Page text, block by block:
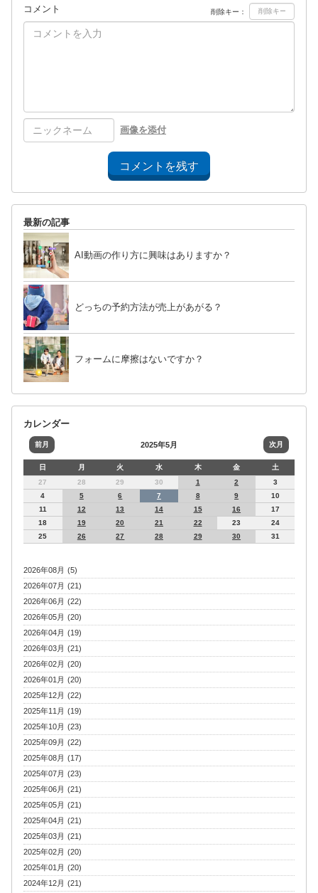
コメント 削除キー：
画像を添付
コメントを残す
最新の記事
AI動画の作り方に興味はありますか？
どっちの予約方法が売上があがる？
フォームに摩擦はないですか？
カレンダー
前月 2025年5月 次月
日 月 火 水 木 金
土
27
28 29 30 1 2
3
4
5 6 7 8 9
10
11
12 13 14 15 16
17
18
19 20 21 22 23
24
25
26 27 28 29 30 31
2026年08月 (5)
2026年07月 (21)
2026年06月 (22)
2026年05月 (20)
2026年04月 (19)
2026年03月 (21)
2026年02月 (20)
2026年01月 (20)
2025年12月 (22)
2025年11月 (19)
2025年10月 (23)
2025年09月 (22)
2025年08月 (17)
2025年07月 (23)
2025年06月 (21)
2025年05月 (21)
2025年04月 (21)
2025年03月 (21)
2025年02月 (20)
2025年01月 (20)
2024年12月 (21)